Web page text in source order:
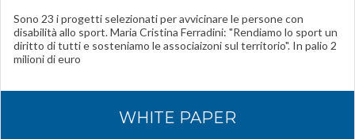
Sono 23 i progetti selezionati per avvicinare le persone con
disabilità allo sport. Maria Cristina Ferradini: "Rendiamo lo sport un
diritto di tutti e sosteniamo le associaizoni sul territorio". In palio 2
milioni di euro
WHITE PAPER